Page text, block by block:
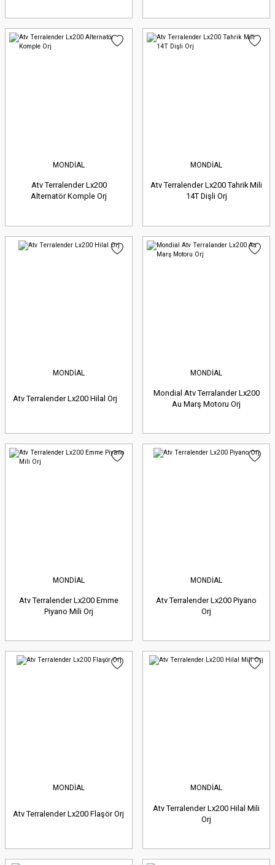
MONDİAL
Atv Terralender Lx200
Alternatör Komple Orj
MONDİAL
Atv Terralender Lx200 Tahrik Mili
14T Dişli Orj
MONDİAL
Atv Terralender Lx200 Hilal Orj
MONDİAL
Mondial Atv Terralander Lx200
Au Marş Motoru Orj
MONDİAL
Atv Terralender Lx200 Emme
Piyano Mili Orj
MONDİAL
Atv Terralender Lx200 Piyano
Orj
MONDİAL
Atv Terralender Lx200 Flaşör Orj
MONDİAL
Atv Terralender Lx200 Hilal Mili
Orj